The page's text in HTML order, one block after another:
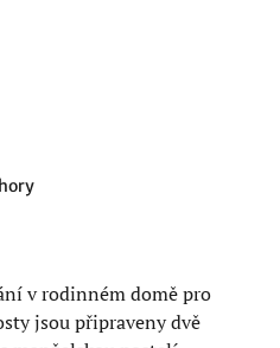
v rodinném domě pro
jsou připraveny dvě